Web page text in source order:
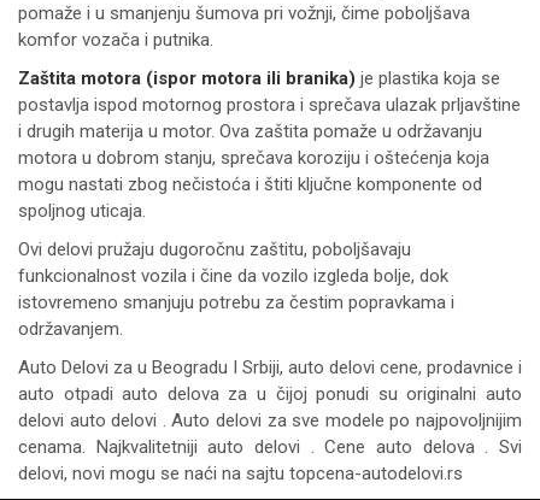
pomaže i u smanjenju šumova pri vožnji, čime poboljšava
komfor vozača i putnika.
Zaštita motora (ispor motora ili branika) je plastika koja se
postavlja ispod motornog prostora i sprečava ulazak prljavštine
i drugih materija u motor. Ova zaštita pomaže u održavanju
motora u dobrom stanju, sprečava koroziju i oštećenja koja
mogu nastati zbog nečistoća i štiti ključne komponente od
spoljnog uticaja.
Ovi delovi pružaju dugoročnu zaštitu, poboljšavaju
funkcionalnost vozila i čine da vozilo izgleda bolje, dok
istovremeno smanjuju potrebu za čestim popravkama i
održavanjem.
Auto Delovi za u Beogradu I Srbiji, auto delovi cene, prodavnice i
auto otpadi auto delova za u čijoj ponudi su originalni auto
delovi auto delovi . Auto delovi za sve modele po najpovoljnijim
cenama. Najkvalitetniji auto delovi . Cene auto delova . Svi
delovi, novi mogu se naći na sajtu topcena-autodelovi.rs